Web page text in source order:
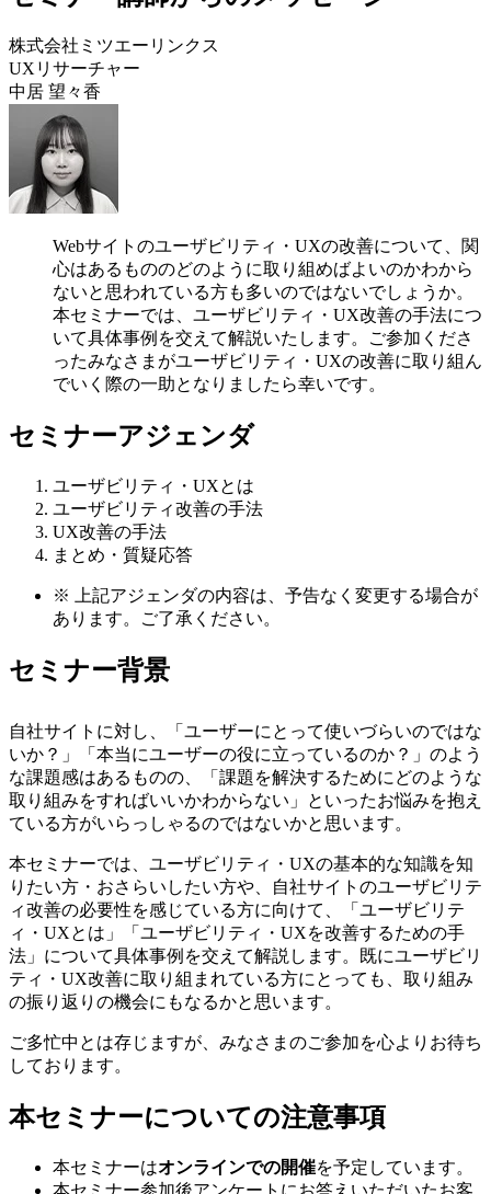
株式会社ミツエーリンクス
UXリサーチャー
中居 望々香
Webサイトのユーザビリティ・UXの改善について、関
心はあるもののどのように取り組めばよいのかわから
ないと思われている方も多いのではないでしょうか。
本セミナーでは、ユーザビリティ・UX改善の手法につ
いて具体事例を交えて解説いたします。ご参加くださ
ったみなさまがユーザビリティ・UXの改善に取り組ん
でいく際の一助となりましたら幸いです。
セミナーアジェンダ
ユーザビリティ・UXとは
ユーザビリティ改善の手法
UX改善の手法
まとめ・質疑応答
※
上記アジェンダの内容は、予告なく変更する場合が
あります。ご了承ください。
セミナー背景
自社サイトに対し、「ユーザーにとって使いづらいのではな
いか？」「本当にユーザーの役に立っているのか？」のよう
な課題感はあるものの、「課題を解決するためにどのような
取り組みをすればいいかわからない」といったお悩みを抱え
ている方がいらっしゃるのではないかと思います。
本セミナーでは、ユーザビリティ・UXの基本的な知識を知
りたい方・おさらいしたい方や、自社サイトのユーザビリテ
ィ改善の必要性を感じている方に向けて、「ユーザビリテ
ィ・UXとは」「ユーザビリティ・UXを改善するための手
法」について具体事例を交えて解説します。既にユーザビリ
ティ・UX改善に取り組まれている方にとっても、取り組み
の振り返りの機会にもなるかと思います。
ご多忙中とは存じますが、みなさまのご参加を心よりお待ち
しております。
本セミナーについての注意事項
本セミナーはオンラインでの開催を予定しています。
本セミナー参加後アンケートにお答えいただいたお客